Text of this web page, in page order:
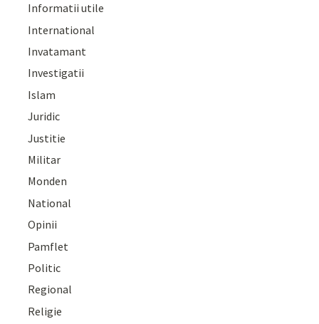
Informatii utile
International
Invatamant
Investigatii
Islam
Juridic
Justitie
Militar
Monden
National
Opinii
Pamflet
Politic
Regional
Religie